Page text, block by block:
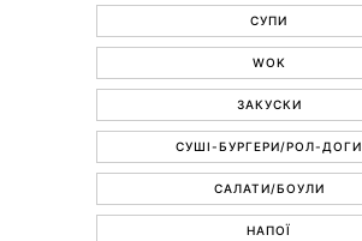
СУПИ
WOK
ЗАКУСКИ
СУШІ-БУРГЕРИ/РОЛ-ДОГИ
САЛАТИ/БОУЛИ
НАПОЇ